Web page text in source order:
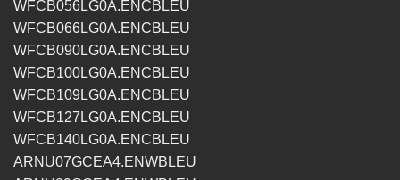
WFCB056LG0A.ENCBLEU
WFCB066LG0A.ENCBLEU
WFCB090LG0A.ENCBLEU
WFCB100LG0A.ENCBLEU
WFCB109LG0A.ENCBLEU
WFCB127LG0A.ENCBLEU
WFCB140LG0A.ENCBLEU
ARNU07GCEA4.ENWBLEU